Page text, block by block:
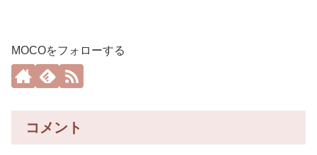
MOCOをフォローする
コメント